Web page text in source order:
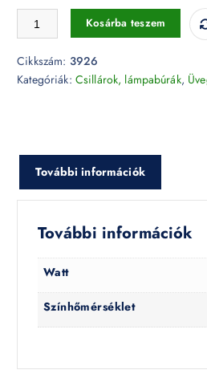
Három foglalatú függő üveg csillár
Kosárba teszem
Cikkszám: 3926
Kategóriák: Csillárok, lámpabúrák,
További információk
További információk
Watt
Színhőmérséklet